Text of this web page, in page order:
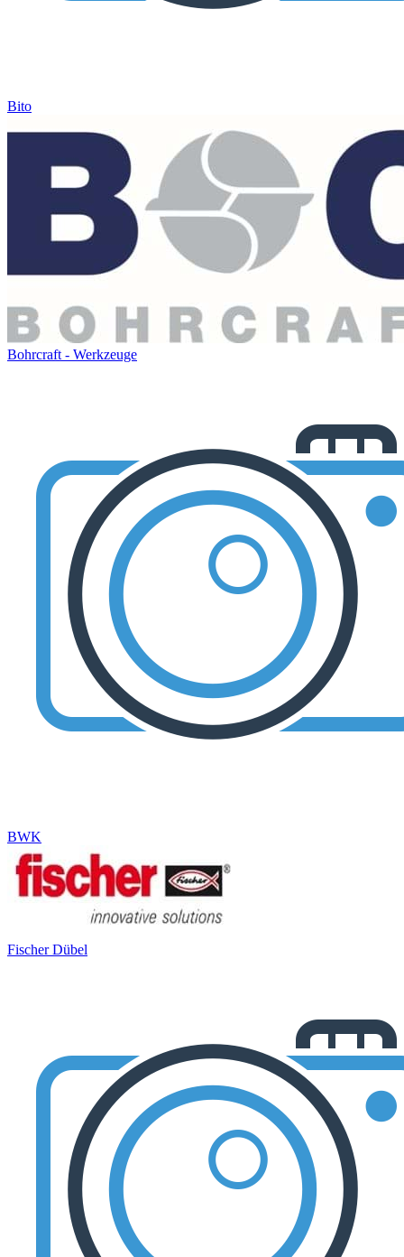
Bito
Bohrcraft - Werkzeuge
BWK
Fischer Dübel